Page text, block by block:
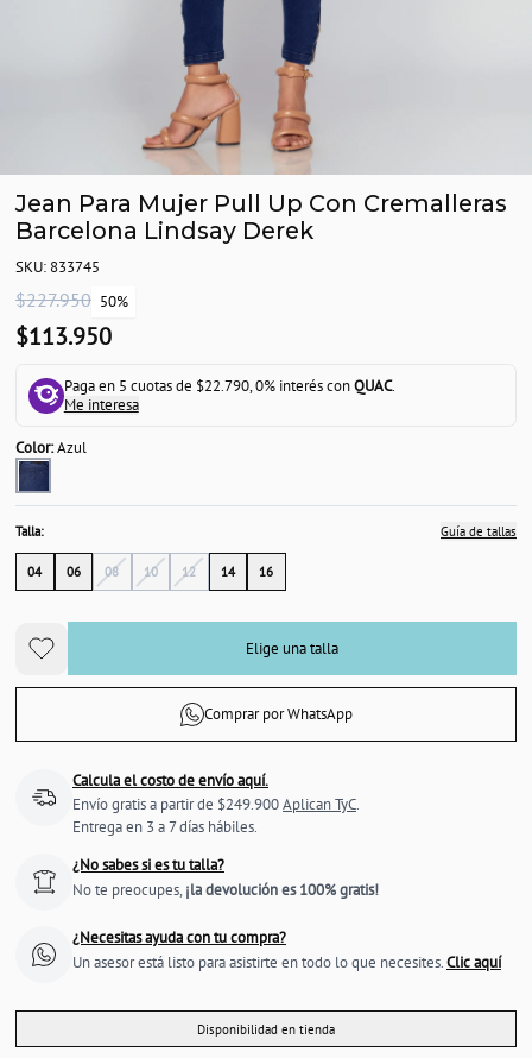
Jean Para Mujer Pull Up Con Cremalleras
Barcelona Lindsay Derek
SKU: 833745
$227.950 50%
$113.950
Paga en 5 cuotas de $22.790, 0% interés conQUAC.
Me interesa
Color:Azul
Talla: Guía de tallas
04 06 08 10 12 14 16
Elige una talla
Comprar por WhatsApp
Calcula el costo de envío aquí.
Envío gratis a partir de $249.900Aplican TyC.
Entrega en 3 a 7 días hábiles.
¿No sabes si es tu talla?
No te preocupes, ¡la devolución es 100% gratis!
¿Necesitas ayuda con tu compra?
Un asesor está listo para asistirte en todo lo que necesites.Clic aquí
Disponibilidad en tienda